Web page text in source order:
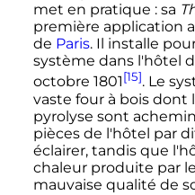
met en pratique : sa
première application
de Paris. Il installe
système dans l'hôtel
octobre 1801[15]. Le
vaste four à bois dont
pyrolyse sont
pièces de l'hôtel par
éclairer, tandis que
chaleur produite par
mauvaise qualité de